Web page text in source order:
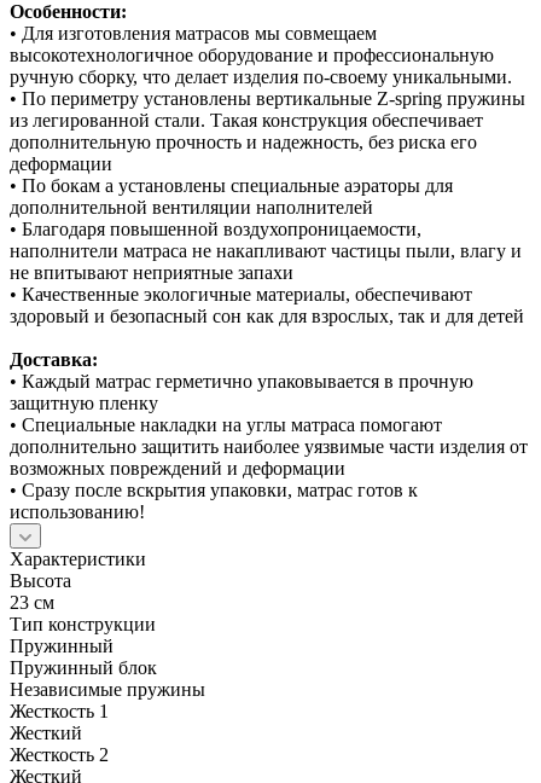
Особенности:
• Для изготовления матрасов мы совмещаем
высокотехнологичное оборудование и профессиональную
ручную сборку, что делает изделия по-своему уникальными.
• По периметру установлены вертикальные Z-spring пружины
из легированной стали. Такая конструкция обеспечивает
дополнительную прочность и надежность, без риска его
деформации
• По бокам а установлены специальные аэраторы для
дополнительной вентиляции наполнителей
• Благодаря повышенной воздухопроницаемости,
наполнители матраса не накапливают частицы пыли, влагу и
не впитывают неприятные запахи
• Качественные экологичные материалы, обеспечивают
здоровый и безопасный сон как для взрослых, так и для детей
Доставка:
• Каждый матрас герметично упаковывается в прочную
защитную пленку
• Специальные накладки на углы матраса помогают
дополнительно защитить наиболее уязвимые части изделия от
возможных повреждений и деформации
• Сразу после вскрытия упаковки, матрас готов к
использованию!
Характеристики
Высота
23 см
Тип конструкции
Пружинный
Пружинный блок
Независимые пружины
Жесткость 1
Жесткий
Жесткость 2
Жесткий